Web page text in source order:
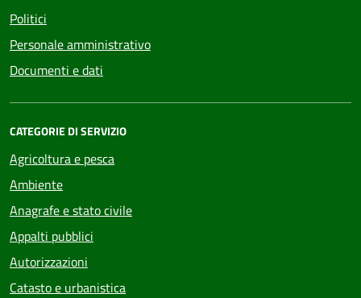
Politici
Personale amministrativo
Documenti e dati
CATEGORIE DI SERVIZIO
Agricoltura e pesca
Ambiente
Anagrafe e stato civile
Appalti pubblici
Autorizzazioni
Catasto e urbanistica